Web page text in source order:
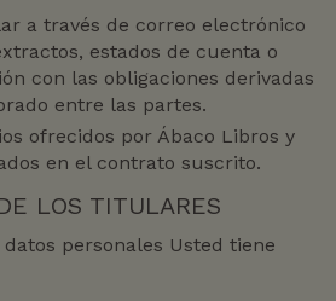
a través de correo electrónico
estados de cuenta o
con las obligaciones derivadas
entre las partes.
ofrecidos por Ábaco Libros y
en el contrato suscrito.
LOS TITULARES
personales Usted tiene